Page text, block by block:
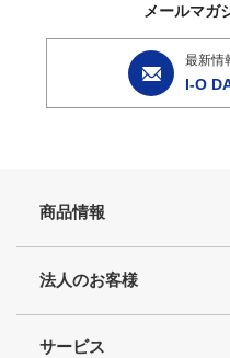
メールマガ
最新情
I-O
商品情報
法人のお客様
サービス